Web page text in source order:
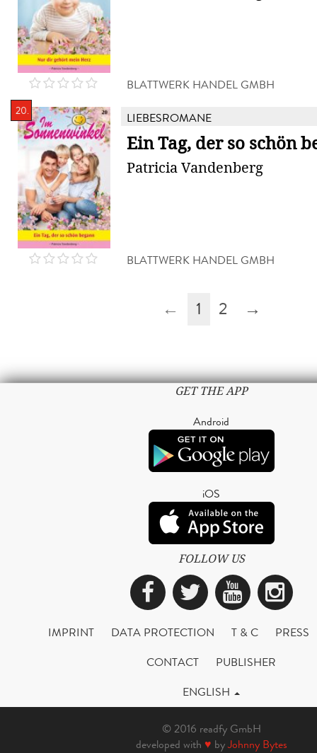
BLATTWERK HANDEL GMBH
20. LIEBESROMANE
Ein Tag, der so schön
Patricia Vandenberg
BLATTWERK HANDEL GMBH
← 1 2 →
GET THE APP
Android
iOS
FOLLOW US
Facebook
Twitter
IMPRINT DATA PROTECTION T & C
PRESS
CONTACT
PUBLISHER
ENGLISH
© 2016 readfy GmbH
developed with ♥ byJohnny Bytes